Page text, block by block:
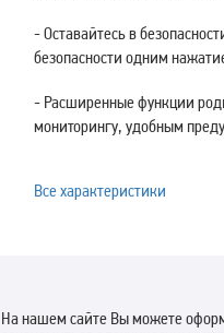
- Оставайтесь в
безопасности одним
- Расширенные функции
мониторингу, удобным
Все характеристики
На нашем сайте Вы можете